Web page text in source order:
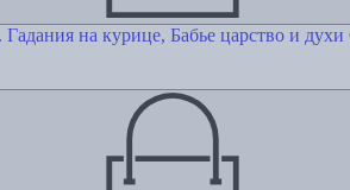
на курице, Бабье царство и